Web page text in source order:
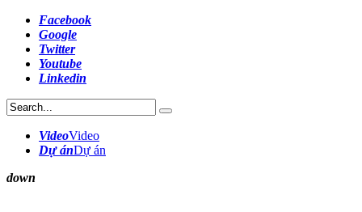
Facebook
Google
Twitter
Youtube
Linkedin
VideoVideo
Dự ánDự án
down